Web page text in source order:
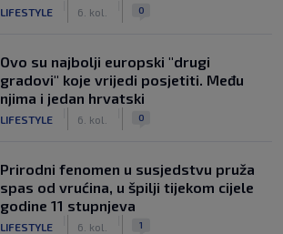
LIFESTYLE 6. kol. 0
Ovo su najbolji europski "drugi
gradovi" koje vrijedi posjetiti. Među
njima i jedan hrvatski
LIFESTYLE 6. kol. 0
Prirodni fenomen u susjedstvu pruža
spas od vrućina, u špilji tijekom cijele
godine 11 stupnjeva
LIFESTYLE 6. kol. 1